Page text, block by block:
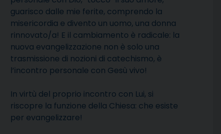
guarisco dalle mie ferite, comprendo la
misericordia e divento un uomo, una donna
rinnovato/a! E il cambiamento è radicale: la
nuova evangelizzazione non è solo una
trasmissione di nozioni di catechismo, è
l’incontro personale con Gesù vivo!
In virtù del proprio incontro con Lui, si
riscopre la funzione della Chiesa: che esiste
per evangelizzare!